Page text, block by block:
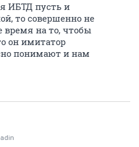
ИБТД пусть и
то совершенно не
время на то, чтобы
он имитатор
понимают и нам